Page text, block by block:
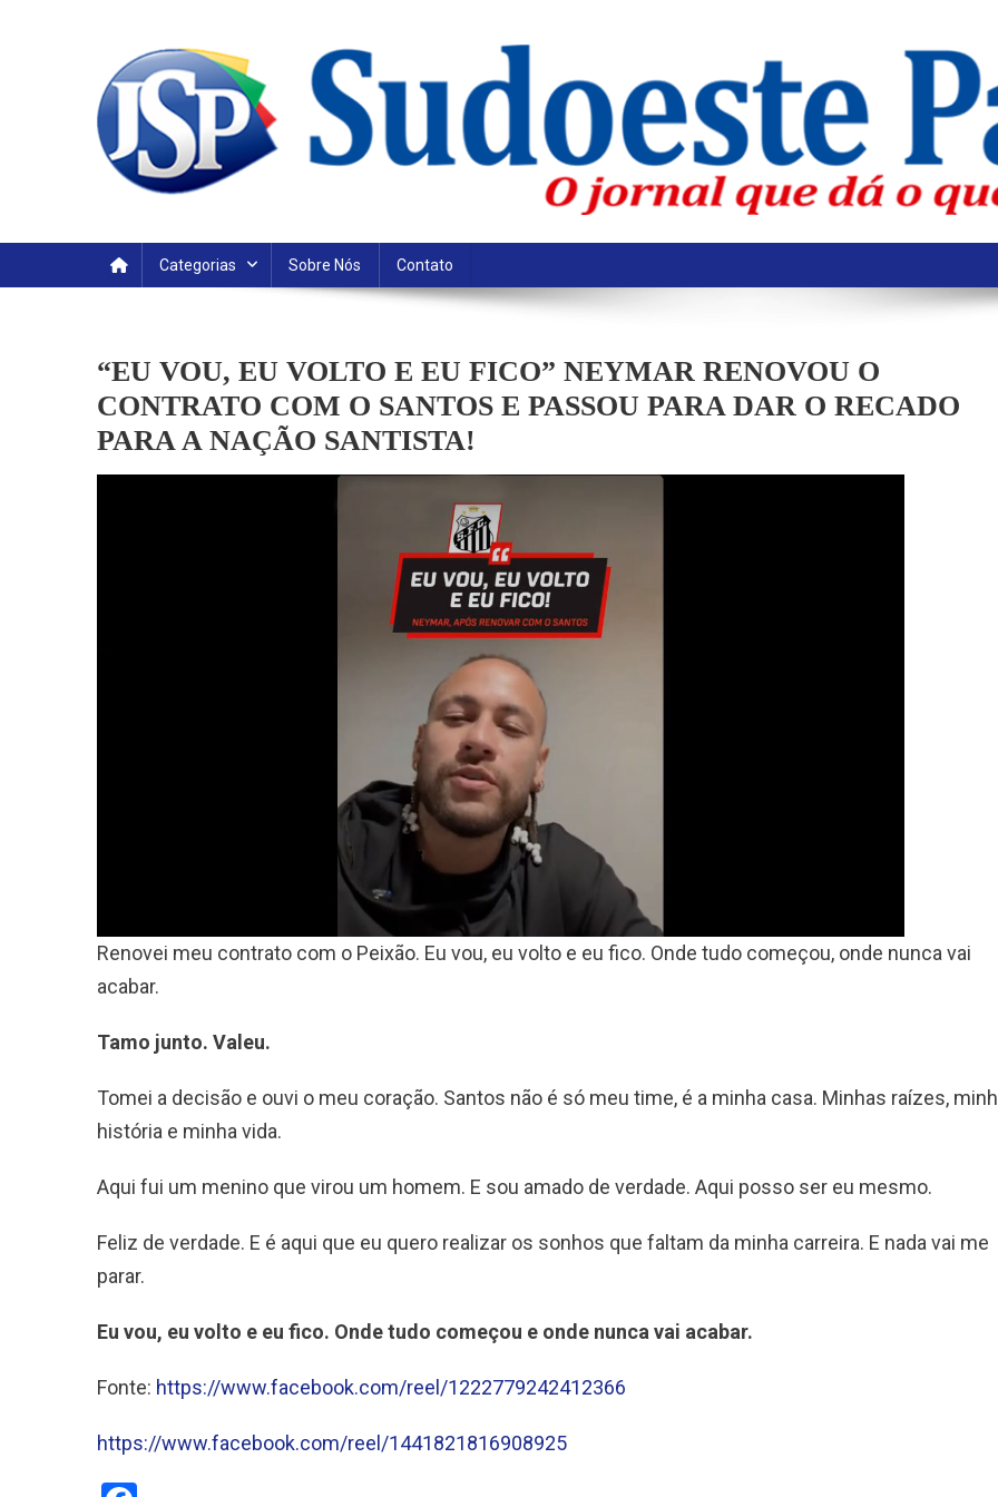
Categorias Sobre Nós Contato
“EU VOU, EU VOLTO E EU FICO” NEYMAR RENOVOU O
CONTRATO COM O SANTOS E PASSOU PARA DAR O RECADO
PARA A NAÇÃO SANTISTA!
Renovei meu contrato com o Peixão. Eu vou, eu volto e eu fico. Onde tudo começou, onde nunca vai
acabar.
Tamo junto. Valeu.
Tomei a decisão e ouvi o meu coração. Santos não é só meu time, é a minha casa. Minhas raízes,
história e minha vida.
Aqui fui um menino que virou um homem. E sou amado de verdade. Aqui posso ser eu mesmo.
Feliz de verdade. E é aqui que eu quero realizar os sonhos que faltam da minha carreira. E nada vai me
parar.
Eu vou, eu volto e eu fico. Onde tudo começou e onde nunca vai acabar.
Fonte: https://www.facebook.com/reel/1222779242412366
https://www.facebook.com/reel/1441821816908925